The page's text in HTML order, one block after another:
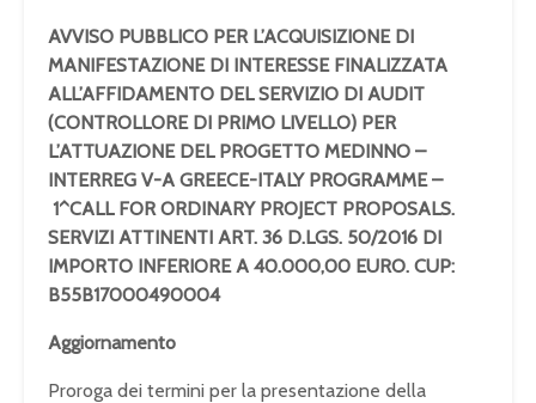
AVVISO PUBBLICO PER L’ACQUISIZIONE DI
MANIFESTAZIONE DI INTERESSE FINALIZZATA
ALL’AFFIDAMENTO DEL SERVIZIO DI AUDIT
(CONTROLLORE DI PRIMO LIVELLO) PER
L’ATTUAZIONE DEL PROGETTO MEDINNO –
INTERREG V-A GREECE-ITALY PROGRAMME –
1^CALL FOR ORDINARY PROJECT PROPOSALS.
SERVIZI ATTINENTI ART. 36 D.LGS. 50/2016 DI
IMPORTO INFERIORE A 40.000,00 EURO. CUP:
B55B17000490004
Aggiornamento
Proroga dei termini per la presentazione della